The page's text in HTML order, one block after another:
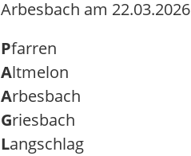
Arbesbach am 22.03.2026
Pfarren
Altmelon
Arbesbach
Griesbach
Langschlag